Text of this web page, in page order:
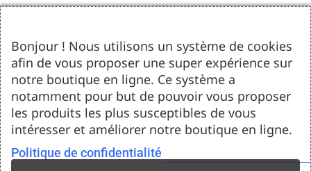
Contact
Tel : 05.55.75.03.00
Email : contact@bozar-passion.com
Bozar Passion SARL
1 allée Louis Breguet
87220 Feytiat
Ressources d'artistes
Le blog
Club Bozar Passion
Méthodes de paiement acceptées
Bonjour ! Nous utilisons un système de cookies
afin de vous proposer une super expérience sur
notre boutique en ligne. Ce système a
notamment pour but de pouvoir vous proposer
les produits les plus susceptibles de vous
intéresser et améliorer notre boutique en ligne.
Politique de confidentialité